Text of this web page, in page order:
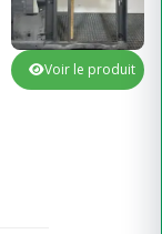
Voir le produit